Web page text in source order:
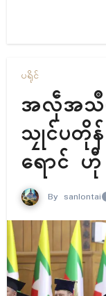
ပရိုၚ်
အလဵုအသဳ
သၠုၚ်ပတိုန်
ရောၚ် ဟီု
By sanlontai